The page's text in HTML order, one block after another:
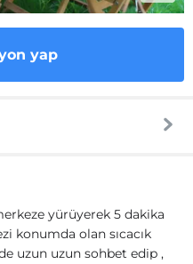
yap
yürüyerek 5 dakika
konumda olan sıcacık
uzun uzun sohbet edip ,